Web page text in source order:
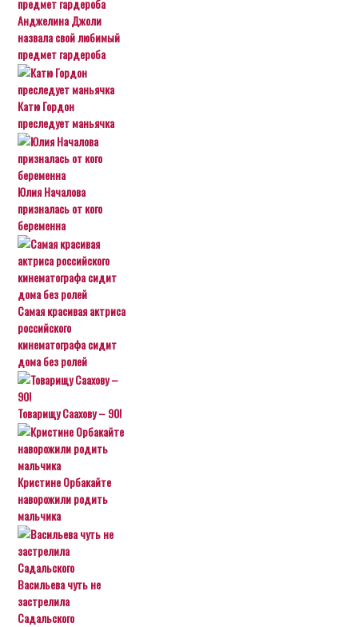
Анджелина Джоли
назвала свой любимый
предмет гардероба
Катю Гордон
преследует маньячка
Юлия Началова
призналась от кого
беременна
Самая красивая актриса
российского
кинематографа сидит
дома без ролей
Товарищу Саахову – 90!
Кристине Орбакайте
наворожили родить
мальчика
Васильева чуть не
застрелила
Садальского